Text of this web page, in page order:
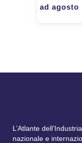
ad agosto
L’Atlante
nazionale e